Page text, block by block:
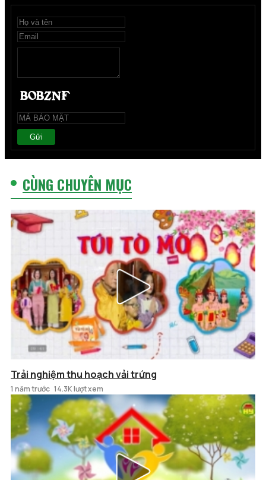
Gửi
CÙNG CHUYÊN MỤC
Trải nghiệm thu hoạch vải trứng
1 năm trước 14.3K lượt xem